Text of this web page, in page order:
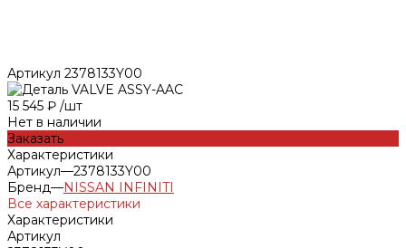
Артикул 2378133Y00
15 545 ₽ /шт
Нет в наличии
Заказать
Характеристики
Артикул—2378133Y00
Бренд—NISSAN INFINITI
Все характеристики
Характеристики
Артикул